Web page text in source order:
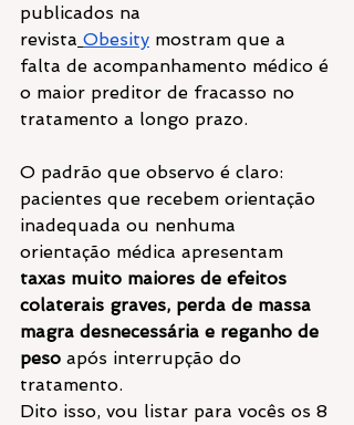
publicados na
revista Obesity mostram que a
falta de acompanhamento médico é
o maior preditor de fracasso no
tratamento a longo prazo.
O padrão que observo é claro:
pacientes que recebem orientação
inadequada ou nenhuma
orientação médica apresentam
taxas muito maiores de efeitos
colaterais graves, perda de massa
magra desnecessária e reganho de
peso após interrupção do
tratamento.
Dito isso, vou listar para vocês os 8